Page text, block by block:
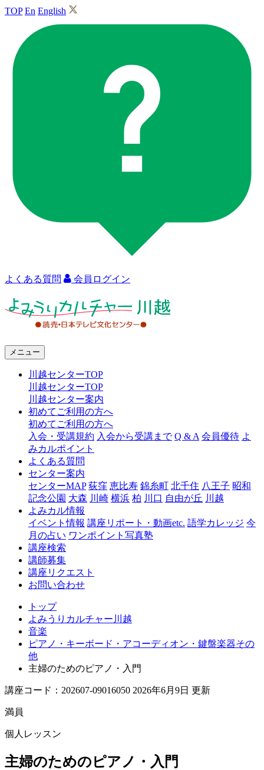
TOP En English
よくある質問 会員ログイン
ャ
越
メニュー
川越センターTOP
川越センターTOP
川越センター案内
初めてご利用の方へ
初めてご利用の方へ
入会・受講規約 入会から受講まで Q & A 会員優待 よ
みカルポイント
よくある質問
センター案内
センターMAP 荻窪 恵比寿 錦糸町 北千住 八王子 昭和
記念公園 大森 川崎 横浜 柏 川口 自由が丘 川越
よみカル情報
イベント情報 講座リポート・動画etc. 語学カレッジ 今
月の占い ワンポイント写真塾
講座検索
講師募集
講座リクエスト
お問い合わせ
トップ
よみうりカルチャー川越
音楽
ピアノ・キーボード・アコーディオン・鍵盤楽器その
他
主婦のためのピアノ・入門
講座コード：202607-09016050 2026年6月9日 更新
満員
個人レッスン
主婦のためのピアノ・入門